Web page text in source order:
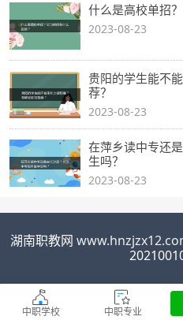
什么是高校单招
2023-08-23
贵阳的学生能不
荐？
2023-08-23
在萍乡读中专还
生吗？
2023-08-23
湖南职教网
中职学校 中职专业